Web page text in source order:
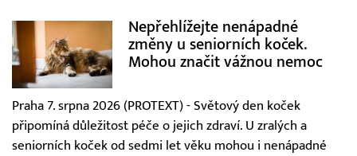
Nepřehlížejte nenápadné
změny u seniorních koček.
Mohou značit vážnou nemoc
Praha 7. srpna 2026 (PROTEXT) - Světový den koček
připomíná důležitost péče o jejich zdraví. U zralých a
seniorních koček od sedmi let věku mohou i nenápadné